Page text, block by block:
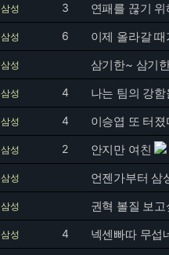
삼성 3 연패를 끊기
삼성 6 이제 올라갈
삼성 삼기한~ 삼기
삼성 4 나는 팀의 강
삼성 4 이승엽 또 터졌
삼성 2 안지만 여친
삼성 언젠가부터 삼
삼성 권혁 볼질 보
삼성 4 넥센빠따 무섭